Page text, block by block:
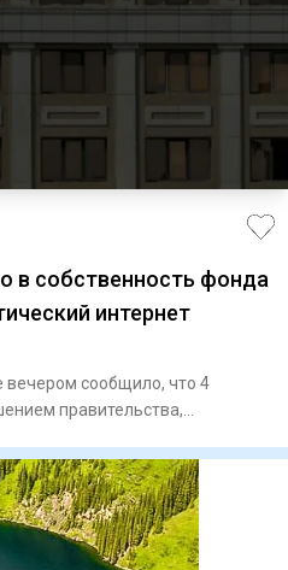
в собственность фонда
интернет
вечером сообщило, что 4
правительства,